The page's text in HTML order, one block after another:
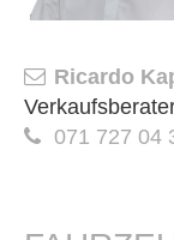
Ricardo
071 727 04